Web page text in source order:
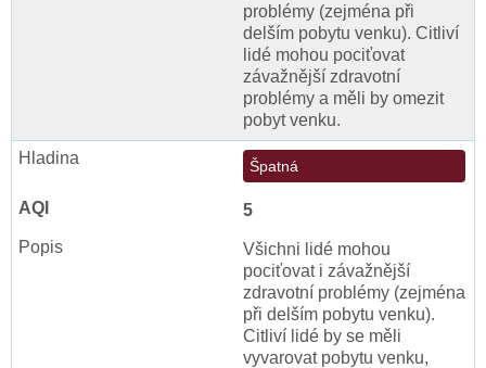
problémy (zejména při
delším pobytu venku). Citliví
lidé mohou pociťovat
závažnější zdravotní
problémy a měli by omezit
pobyt venku.
Špatná
5
Všichni lidé mohou
pociťovat i závažnější
zdravotní problémy (zejména
při delším pobytu venku).
Citliví lidé by se měli
vyvarovat pobytu venku,